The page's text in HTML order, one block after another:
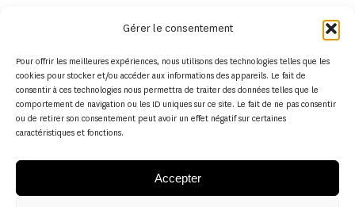
Gérer le consentement
Pour offrir les meilleures expériences, nous utilisons des technologies telles que les
cookies pour stocker et/ou accéder aux informations des appareils. Le fait de
consentir à ces technologies nous permettra de traiter des données telles que le
comportement de navigation ou les ID uniques sur ce site. Le fait de ne pas consentir
ou de retirer son consentement peut avoir un effet négatif sur certaines
caractéristiques et fonctions.
Accepter